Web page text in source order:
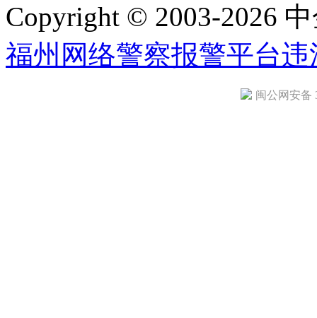
Copyright © 2003-2026
福州网络警察报警平台违
闽公网安备